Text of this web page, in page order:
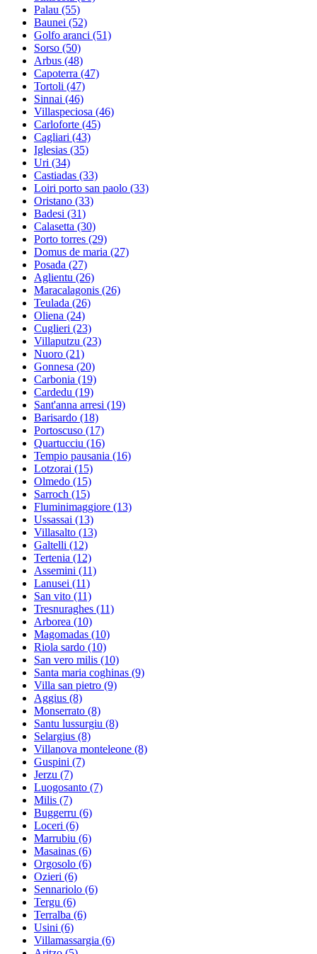
Palau (55)
Baunei (52)
Golfo aranci (51)
Sorso (50)
Arbus (48)
Capoterra (47)
Tortoli (47)
Sinnai (46)
Villaspeciosa (46)
Carloforte (45)
Cagliari (43)
Iglesias (35)
Uri (34)
Castiadas (33)
Loiri porto san paolo (33)
Oristano (33)
Badesi (31)
Calasetta (30)
Porto torres (29)
Domus de maria (27)
Posada (27)
Aglientu (26)
Maracalagonis (26)
Teulada (26)
Oliena (24)
Cuglieri (23)
Villaputzu (23)
Nuoro (21)
Gonnesa (20)
Carbonia (19)
Cardedu (19)
Sant'anna arresi (19)
Barisardo (18)
Portoscuso (17)
Quartucciu (16)
Tempio pausania (16)
Lotzorai (15)
Olmedo (15)
Sarroch (15)
Fluminimaggiore (13)
Ussassai (13)
Villasalto (13)
Galtelli (12)
Tertenia (12)
Assemini (11)
Lanusei (11)
San vito (11)
Tresnuraghes (11)
Arborea (10)
Magomadas (10)
Riola sardo (10)
San vero milis (10)
Santa maria coghinas (9)
Villa san pietro (9)
Aggius (8)
Monserrato (8)
Santu lussurgiu (8)
Selargius (8)
Villanova monteleone (8)
Guspini (7)
Jerzu (7)
Luogosanto (7)
Milis (7)
Buggerru (6)
Loceri (6)
Marrubiu (6)
Masainas (6)
Orgosolo (6)
Ozieri (6)
Sennariolo (6)
Tergu (6)
Terralba (6)
Usini (6)
Villamassargia (6)